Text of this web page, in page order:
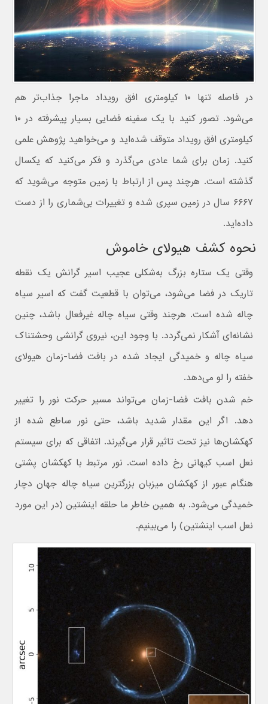
در فاصله تنها ۱۰ کیلومتری افق رویداد ماجرا جذاب‌تر هم
می‌شود. تصور کنید با یک سفینه فضایی بسیار پیشرفته در ۱۰
کیلومتری افق رویداد متوقف شده‌اید و می‌خواهید پژوهش‌ علمی
کنید. زمان برای شما عادی می‌گذرد و فکر می‌کنید که یکسال
گذشته است. هرچند پس از ارتباط با زمین متوجه می‌شوید که
۶۶۶۷ سال در زمین سپری شده و تغییرات بی‌شماری را از دست
داده‌اید.
نحوه کشف هیولای خاموش
وقتی یک ستاره بزرگ به‌شکلی عجیب اسیر گرانش یک نقطه
تاریک در فضا می‌شود، می‌توان با قطعیت گفت که اسیر سیاه
چاله شده است. هرچند وقتی سیاه چاله غیرفعال باشد، چنین
نشانه‌ای آشکار نمی‌گردد. با وجود این، نیروی گرانشی وحشتناک
سیاه چاله و خمیدگی ایجاد شده در بافت فضا-زمان هیولای
خفته را لو می‌دهد.
خم شدن بافت فضا-زمان می‌تواند مسیر حرکت نور را تغییر
دهد. اگر این مقدار شدید باشد، حتی نور ساطع شده از
کهکشان‌ها نیز تحت تاثیر قرار می‌گیرند. اتفاقی که برای سیستم
نعل اسب کیهانی رخ داده است. نور مرتبط با کهکشان پشتی
هنگام عبور از کهکشان میزبان بزرگترین سیاه چاله جهان دچار
خمیدگی می‌شود. به همین خاطر ما حلقه اینشتین (در این مورد
نعل اسب اینشتین) را می‌بینیم.